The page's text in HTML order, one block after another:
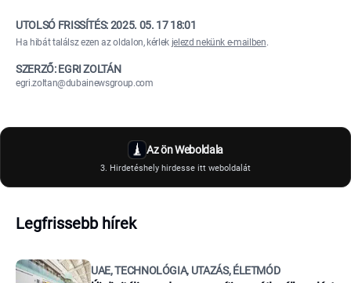
UTOLSÓ FRISSÍTÉS:2025. 05. 17 18:01
Ha hibát találsz ezen az oldalon, kérlek jelezd nekünk e-mailben.
SZERZŐ: EGRI ZOLTÁN
egri.zoltan@dubainewsgroup.com
Az ön Weboldala
3. Hirdetéshely hirdesse itt weboldalát
Legfrissebb hírek
UAE, TECHNOLÓGIA, UTAZÁS, ÉLETMÓD